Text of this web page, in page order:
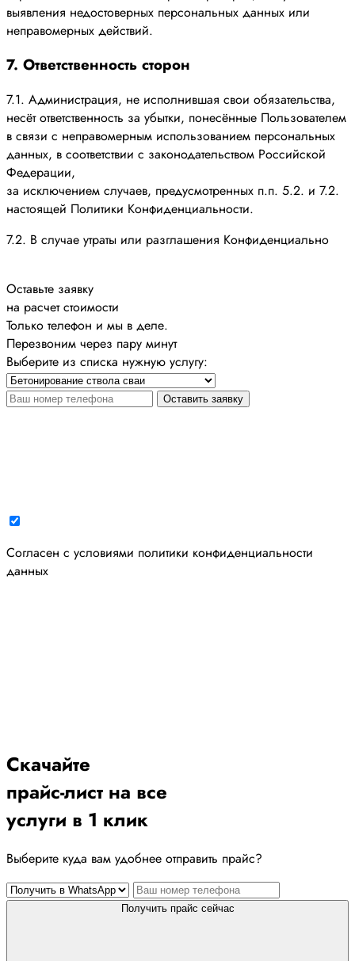
выявления недостоверных персональных данных или
неправомерных действий.
7. Ответственность сторон
7.1. Администрация, не исполнившая свои обязательства,
несёт ответственность за убытки, понесённые Пользователем
в связи с неправомерным использованием персональных
данных, в соответствии с законодательством Российской
Федерации,
за исключением случаев, предусмотренных п.п. 5.2. и 7.2.
настоящей Политики Конфиденциальности.
7.2. В случае утраты или разглашения Конфиденциально
Оставьте заявку
на расчет стоимости
Только телефон и мы в деле.
Перезвоним через пару минут
Выберите из списка нужную услугу:
Оставить заявку
Cогласен с условиями политики конфиденциальности
данных
Скачайте
прайс-лист на все
услуги в 1 клик
Выберите куда вам удобнее отправить прайс?
Получить прайс сейчас